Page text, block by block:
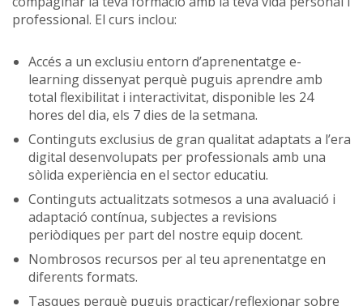
professional. El curs inclou:
Accés a un exclusiu entorn d’aprenentatge e-
learning dissenyat perquè puguis aprendre amb
total flexibilitat i interactivitat, disponible les 24
hores del dia, els 7 dies de la setmana.
Continguts exclusius de gran qualitat adaptats a l’era
digital desenvolupats per professionals amb una
sòlida experiència en el sector educatiu.
Continguts actualitzats sotmesos a una avaluació i
adaptació contínua, subjectes a revisions
periòdiques per part del nostre equip docent.
Nombrosos recursos per al teu aprenentatge en
diferents formats.
Tasques perquè puguis practicar/reflexionar sobre